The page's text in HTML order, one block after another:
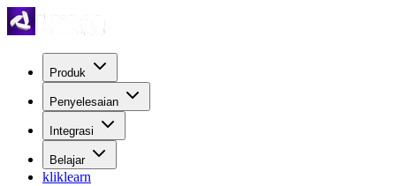
Produk
Penyelesaian
Integrasi
Belajar
kliklearn